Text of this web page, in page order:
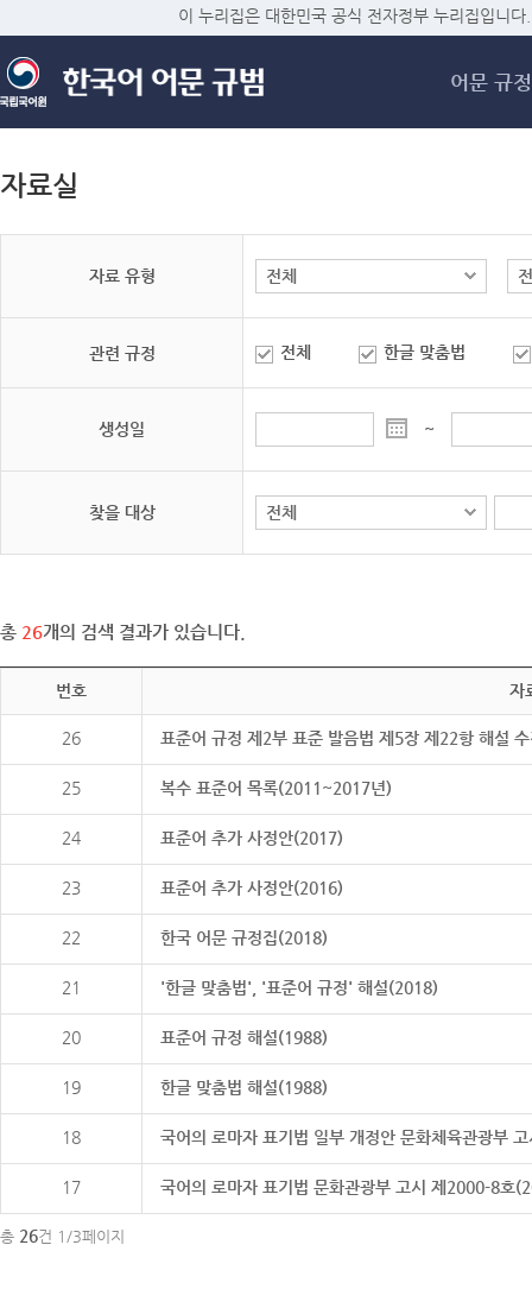
메
이 누리집은 대한민국 공식 전자정부 누리집입니다.
어문 규정
자료실
자료 유형
관련 규정 전체 한글 맞춤법
생성일 ~
찾을 대상
총 26개의 검색 결과가 있습니다.
번호 자
26 표준어 규정 제2부 표준 발음법 제5장 제22항 해설
25 복수 표준어 목록(2011~2017년)
24 표준어 추가 사정안(2017)
23 표준어 추가 사정안(2016)
22 한국 어문 규정집(2018)
21 '한글 맞춤법', '표준어 규정' 해설(2018)
20 표준어 규정 해설(1988)
19 한글 맞춤법 해설(1988)
18 국어의 로마자 표기법 일부 개정안 문화체육관광부
17 국어의 로마자 표기법 문화관광부 고시 제2000-8호
총 26건 1/3페이지